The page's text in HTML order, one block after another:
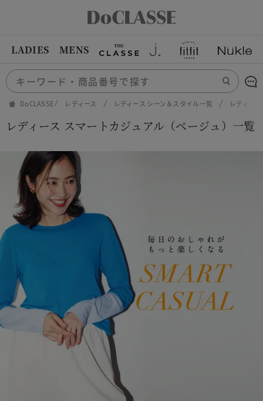
LADIES MENS
DoCLASSE レディース レディース シーン＆スタイル一覧 レディー
レディース スマートカジュアル（ベージュ）一覧